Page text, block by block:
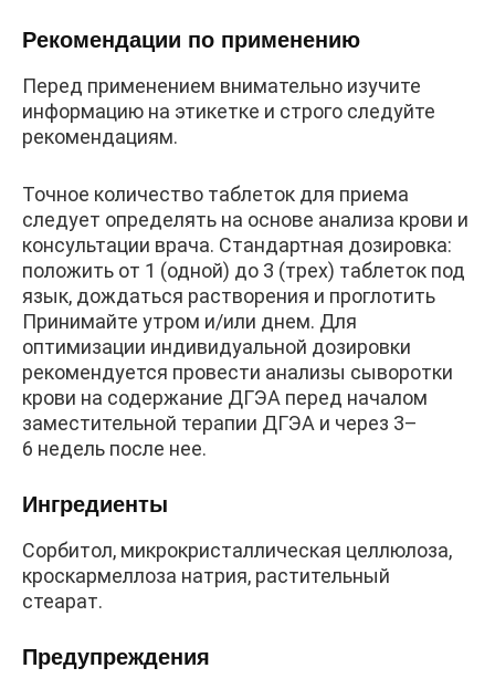
Рекомендации по применению
Перед применением внимательно изучите
информацию на этикетке и строго следуйте
рекомендациям.
Точное количество таблеток для приема
следует определять на основе анализа крови и
консультации врача. Стандартная дозировка:
положить от 1 (одной) до 3 (трех) таблеток под
язык, дождаться растворения и проглотить
Принимайте утром и/или днем. Для
оптимизации индивидуальной дозировки
рекомендуется провести анализы сыворотки
крови на содержание ДГЭА перед началом
заместительной терапии ДГЭА и через 3–
6 недель после нее.
Ингредиенты
Сорбитол, микрокристаллическая целлюлоза,
кроскармеллоза натрия, растительный
стеарат.
Предупреждения